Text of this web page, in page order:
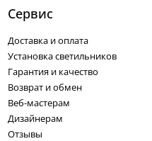
Cервис
Доставка и оплата
Установка светильников
Гарантия и качество
Возврат и обмен
Веб-мастерам
Дизайнерам
Отзывы